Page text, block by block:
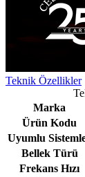
Teknik Özellikler
Marka
Ürün Kodu
Uyumlu
Bellek Türü
Frekans Hızı